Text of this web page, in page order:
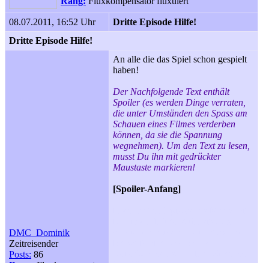
08.07.2011, 16:52 Uhr
Dritte Episode Hilfe!
Dritte Episode Hilfe!
DMC_Dominik
Zeitreisender
Posts: 86
An alle die das Spiel schon gespielt
haben!
Der Nachfolgende Text enthält
Spoiler (es werden Dinge verraten,
die unter Umständen den Spass am
Schauen eines Filmes verderben
können, da sie die Spannung
wegnehmen). Um den Text zu lesen,
musst Du ihn mit gedrückter
Maustaste markieren!
[Spoiler-Anfang]